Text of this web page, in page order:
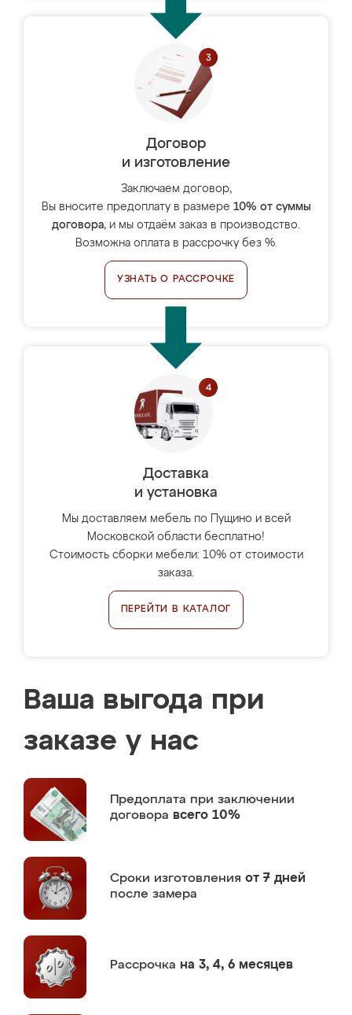
Договор
и изготовление
Заключаем договор,
Вы вносите предоплату в размере 10% от суммы
договора, и мы отдаём заказ в производство.
Возможна оплата в рассрочку без %.
УЗНАТЬ О РАССРОЧКЕ
Доставка
и установка
Мы доставляем мебель по Пущино и всей
Московской области бесплатно!
Стоимость сборки мебели: 10% от стоимости
заказа.
ПЕРЕЙТИ В КАТАЛОГ
Ваша выгода при
заказе у нас
Предоплата при заключении
договора всего 10%
Сроки изготовления от 7 дней
после замера
Рассрочка на 3, 4, 6 месяцев